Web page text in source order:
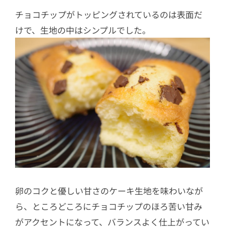
チョコチップがトッピングされているのは表面だ
けで、生地の中はシンプルでした。
卵のコクと優しい甘さのケーキ生地を味わいなが
ら、ところどころにチョコチップのほろ苦い甘み
がアクセントになって、バランスよく仕上がってい